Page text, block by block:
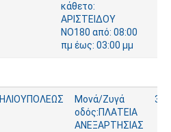
κάθετο:
ΑΡΙΣΤΕΙΔΟΥ
ΝΟ180 από: 08:00
πμ έως: 03:00 μμ
ΗΛΙΟΥΠΟΛΕΩΣ
Μονά/Ζυγά
οδός:ΠΛΑΤΕΙΑ
ΑΝΕΞΑΡΤΗΣΙΑΣ
339